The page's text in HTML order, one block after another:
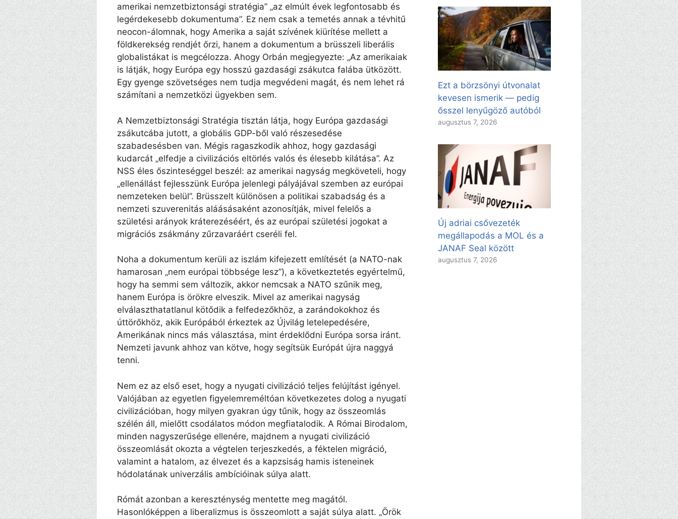
amerikai nemzetbiztonsági stratégia” „az elmúlt évek legfontosabb és
legérdekesebb dokumentuma”. Ez nem csak a temetés annak a tévhitű
neocon-álomnak, hogy Amerika a saját szívének kiürítése mellett a
földkerekség rendjét őrzi, hanem a dokumentum a brüsszeli liberális
globalistákat is megcélozza. Ahogy Orbán megjegyezte: „Az amerikaiak
is látják, hogy Európa egy hosszú gazdasági zsákutca falába ütközött.
Egy gyenge szövetséges nem tudja megvédeni magát, és nem lehet rá
számítani a nemzetközi ügyekben sem.
A Nemzetbiztonsági Stratégia tisztán látja, hogy Európa gazdasági
zsákutcába jutott, a globális GDP-ből való részesedése
szabadesésben van. Mégis ragaszkodik ahhoz, hogy gazdasági
kudarcát „elfedje a civilizációs eltörlés valós és élesebb kilátása”. Az
NSS éles őszinteséggel beszél: az amerikai nagyság megköveteli, hogy
„ellenállást fejlesszünk Európa jelenlegi pályájával szemben az európai
nemzeteken belül”. Brüsszelt különösen a politikai szabadság és a
nemzeti szuverenitás aláásásaként azonosítják, mivel felelős a
születési arányok kráterezéséért, és az európai születési jogokat a
migrációs zsákmány zűrzavaráért cseréli fel.
Noha a dokumentum kerüli az iszlám kifejezett említését (a NATO-nak
hamarosan „nem európai többsége lesz”), a következtetés egyértelmű,
hogy ha semmi sem változik, akkor nemcsak a NATO szűnik meg,
hanem Európa is örökre elveszik. Mivel az amerikai nagyság
elválaszthatatlanul kötődik a felfedezőkhöz, a zarándokokhoz és
úttörőkhöz, akik Európából érkeztek az Újvilág letelepedésére,
Amerikának nincs más választása, mint érdeklődni Európa sorsa iránt.
Nemzeti javunk ahhoz van kötve, hogy segítsük Európát újra naggyá
tenni.
Nem ez az első eset, hogy a nyugati civilizáció teljes felújítást igényel.
Valójában az egyetlen figyelemreméltóan következetes dolog a nyugati
civilizációban, hogy milyen gyakran úgy tűnik, hogy az összeomlás
szélén áll, mielőtt csodálatos módon megfiatalodik. A Római Birodalom,
minden nagyszerűsége ellenére, majdnem a nyugati civilizáció
összeomlását okozta a végtelen terjeszkedés, a féktelen migráció,
valamint a hatalom, az élvezet és a kapzsiság hamis isteneinek
hódolatának univerzális ambícióinak súlya alatt.
Rómát azonban a kereszténység mentette meg magától.
Hasonlóképpen a liberalizmus is összeomlott a saját súlya alatt. „Örök
Ezt a börzsönyi útvonalat
kevesen ismerik — pedig
ősszel lenyűgöző autóból
augusztus 7, 2026
Új adriai csővezeték
megállapodás a MOL és a
JANAF Seal között
augusztus 7, 2026